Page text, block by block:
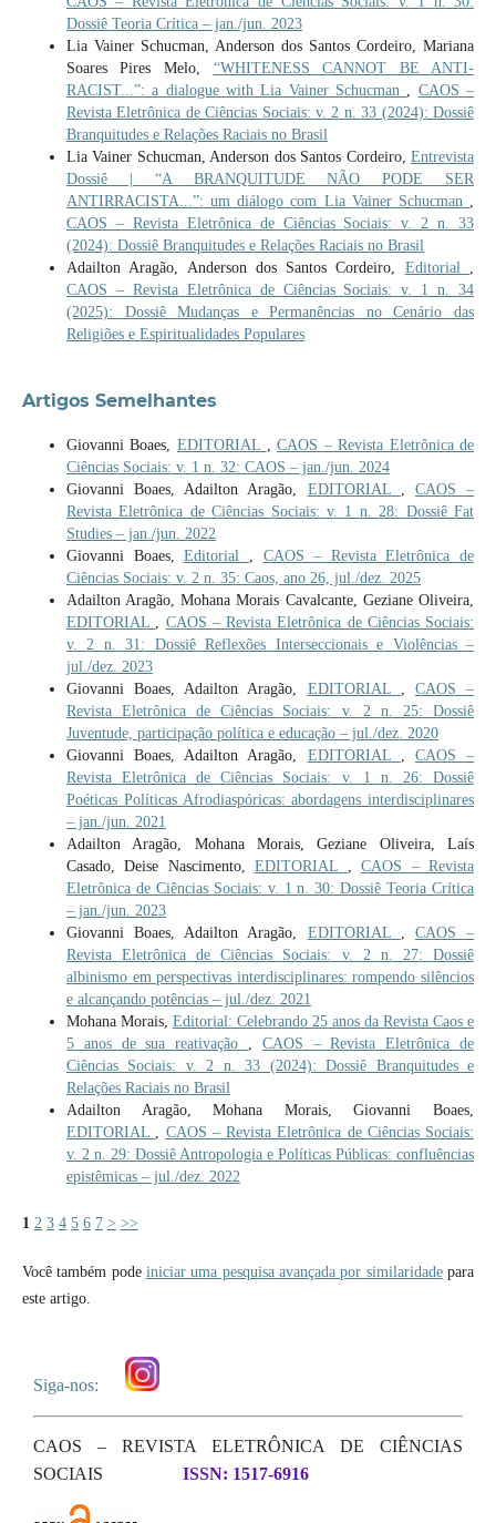
Dossiê Teoria Crítica – jan./jun. 2023
Lia Vainer Schucman, Anderson dos Santos Cordeiro, Mariana
Soares Pires Melo, “WHITENESS CANNOT BE ANTI-
RACIST...”: a dialogue with Lia Vainer Schucman , CAOS –
Revista Eletrônica de Ciências Sociais: v. 2 n. 33 (2024): Dossiê
Branquitudes e Relações Raciais no Brasil
Lia Vainer Schucman, Anderson dos Santos Cordeiro,Entrevista
Dossiê | “A BRANQUITUDE NÃO PODE SER
ANTIRRACISTA...”: um diálogo com Lia Vainer Schucman ,
CAOS – Revista Eletrônica de Ciências Sociais: v. 2 n. 33
(2024): Dossiê Branquitudes e Relações Raciais no Brasil
Adailton Aragão, Anderson dos Santos Cordeiro, Editorial ,
CAOS – Revista Eletrônica de Ciências Sociais: v. 1 n. 34
(2025): Dossiê Mudanças e Permanências no Cenário das
Religiões e Espiritualidades Populares
Artigos Semelhantes
Giovanni Boaes, EDITORIAL ,CAOS – Revista Eletrônica de
Ciências Sociais: v. 1 n. 32: CAOS – jan./jun. 2024
Giovanni Boaes, Adailton Aragão, EDITORIAL , CAOS –
Revista Eletrônica de Ciências Sociais: v. 1 n. 28: Dossiê Fat
Studies – jan./jun. 2022
Giovanni Boaes,Editorial , CAOS – Revista Eletrônica de
Ciências Sociais: v. 2 n. 35: Caos, ano 26, jul./dez. 2025
Adailton Aragão, Mohana Morais Cavalcante, Geziane Oliveira,
EDITORIAL , CAOS – Revista Eletrônica de Ciências Sociais:
v. 2 n. 31: Dossiê Reflexões Interseccionais e Violências –
jul./dez. 2023
Giovanni Boaes, Adailton Aragão, EDITORIAL , CAOS –
Revista Eletrônica de Ciências Sociais: v. 2 n. 25: Dossiê
Juventude, participação política e educação – jul./dez. 2020
Giovanni Boaes, Adailton Aragão, EDITORIAL , CAOS –
Revista Eletrônica de Ciências Sociais: v. 1 n. 26: Dossiê
Poéticas Políticas Afrodiaspóricas: abordagens interdisciplinares
– jan./jun. 2021
Adailton Aragão, Mohana Morais, Geziane Oliveira, Laís
Casado, Deise Nascimento,EDITORIAL ,CAOS – Revista
Eletrônica de Ciências Sociais: v. 1 n. 30: Dossiê Teoria Crítica
– jan./jun. 2023
Giovanni Boaes, Adailton Aragão, EDITORIAL , CAOS –
Revista Eletrônica de Ciências Sociais: v. 2 n. 27: Dossiê
albinismo em perspectivas interdisciplinares: rompendo silêncios
e alcançando potências – jul./dez. 2021
Mohana Morais, Editorial: Celebrando 25 anos da Revista Caos e
5 anos de sua reativação , CAOS – Revista Eletrônica de
Ciências Sociais: v. 2 n. 33 (2024): Dossiê Branquitudes e
Relações Raciais no Brasil
Adailton Aragão, Mohana Morais, Giovanni Boaes,
EDITORIAL , CAOS – Revista Eletrônica de Ciências Sociais:
v. 2 n. 29: Dossiê Antropologia e Políticas Públicas: confluências
epistêmicas – jul./dez. 2022
1 2 3 4 5 6 7 > >>
Você também pode iniciar uma pesquisa avançada por similaridadepara
este artigo.
Siga-nos:
CAOS – REVISTA ELETRÔNICA DE CIÊNCIAS
SOCIAIS
ISSN: 1517-6916